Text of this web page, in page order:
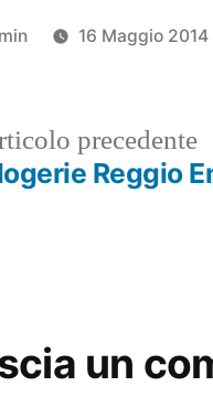
16 Maggio 2014
precedente
Reggio
un